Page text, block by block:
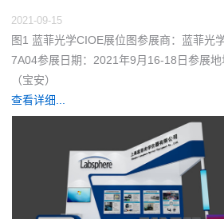
2021-09-15
图1 蓝菲光学CIOE展位图参展商：蓝菲光
7A04参展日期：2021年9月16-18日参展
（宝安）
查看详细...